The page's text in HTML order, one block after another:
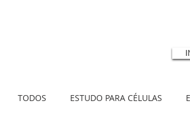
TODOS ESTUDO PARA CÉLULAS